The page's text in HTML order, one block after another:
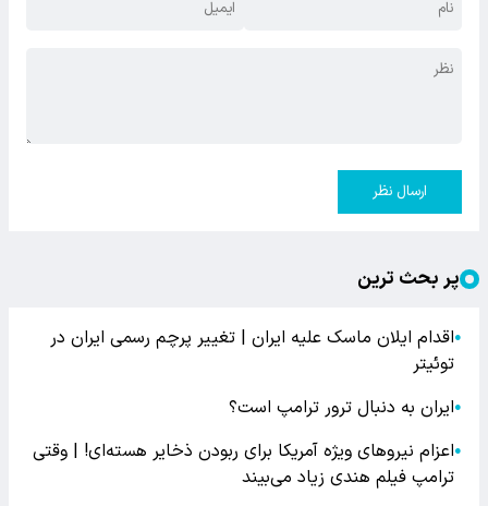
ارسال نظر
پر بحث ترین
●اقدام ایلان ماسک علیه ایران | تغییر پرچم رسمی ایران در
توئیتر
●ایران به دنبال ترور ترامپ است؟
●اعزام نیروهای ویژه آمریکا برای ربودن ذخایر هسته‌ای! | وقتی
ترامپ فیلم هندی زیاد می‌بیند